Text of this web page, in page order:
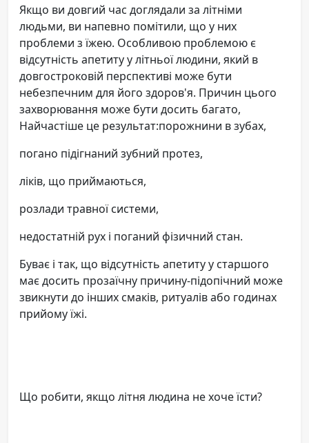
Якщо ви довгий час доглядали за літніми
людьми, ви напевно помітили, що у них
проблеми з їжею. Особливою проблемою є
відсутність апетиту у літньої людини, який в
довгостроковій перспективі може бути
небезпечним для його здоров'я. Причин цього
захворювання може бути досить багато,
Найчастіше це результат:порожнини в зубах,
погано підігнаний зубний протез,
ліків, що приймаються,
розлади травної системи,
недостатній рух і поганий фізичний стан.
Буває і так, що відсутність апетиту у старшого
має досить прозаїчну причину-підопічний може
звикнути до інших смаків, ритуалів або годинах
прийому їжі.
Що робити, якщо літня людина не хоче їсти?